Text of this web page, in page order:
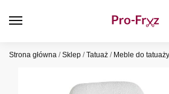
Strona główna /Sklep /Tatuaż / Meble do tatuaży